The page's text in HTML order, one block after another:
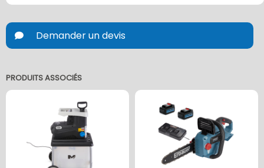
Demander un devis
PRODUITS ASSOCIÉS